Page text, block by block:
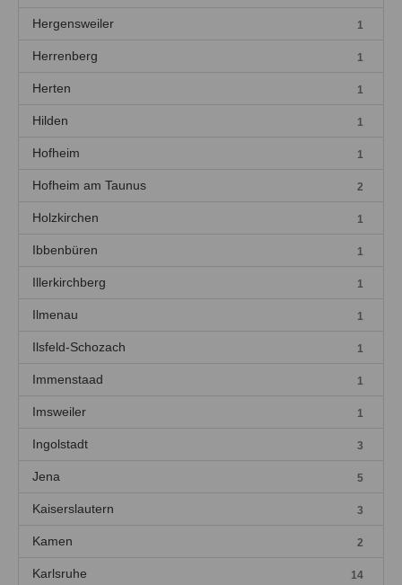
Hergensweiler 1
Herrenberg 1
Herten 1
Hilden 1
Hofheim 1
Hofheim am Taunus 2
Holzkirchen 1
Ibbenbüren 1
Illerkirchberg 1
Ilmenau 1
Ilsfeld-Schozach 1
Immenstaad 1
Imsweiler 1
Ingolstadt 3
Jena 5
Kaiserslautern 3
Kamen 2
Karlsruhe 14